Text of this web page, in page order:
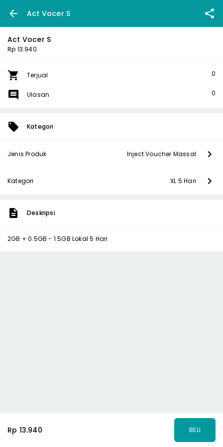
Act Vocer S
Act Vocer S
Rp 13.940
Terjual 0
Ulasan 0
Kategori
Jenis Produk Inject Voucher Massal
Kategori XL 5 Hari
Deskripsi
2GB + 0.5GB - 1.5GB Lokal 5 Hari
Rp 13.940 BELI